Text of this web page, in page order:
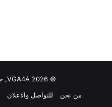
© VGA4A 2026, جميع الحقوق محفوظة
من نحن
للتواصل والاعلان